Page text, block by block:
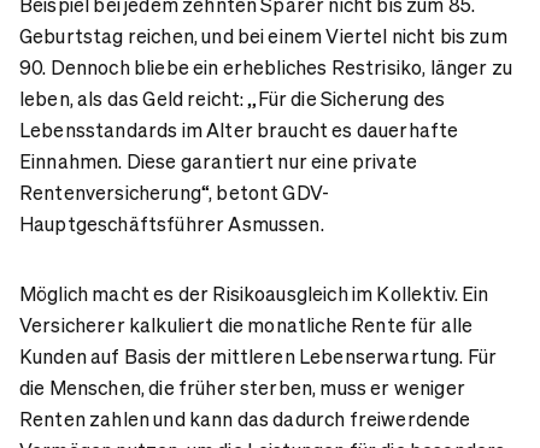
Geburtstag reichen, und bei einem Viertel nicht bis zum
90. Dennoch bliebe ein erhebliches Restrisiko, länger zu
leben, als das Geld reicht: „Für die Sicherung des
Lebensstandards im Alter braucht es dauerhafte
Einnahmen. Diese garantiert nur eine private
Rentenversicherung“, betont GDV-
Hauptgeschäftsführer Asmussen.
Möglich macht es der Risikoausgleich im Kollektiv. Ein
Versicherer kalkuliert die monatliche Rente für alle
Kunden auf Basis der mittleren Lebenserwartung. Für
die Menschen, die früher sterben, muss er weniger
Renten zahlen und kann das dadurch freiwerdende